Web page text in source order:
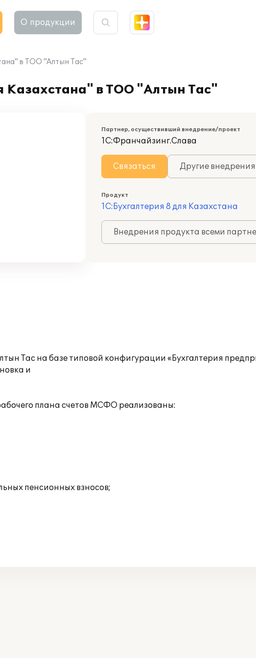
О продукции
в ТОО "Алтын Тас"
Казахстана" в ТОО "Алтын Тас"
Партнер, осуществивший внедрение/проект
1С:Франчайзинг.Слава
Связаться Другие
Продукт
1С:Бухгалтерия 8 для Казахстана
Внедрения продукта всеми
Тас на базе типовой конфигурации «Бухгалтерия
и
плана счетов МСФО реализованы:
пенсионных взносов;